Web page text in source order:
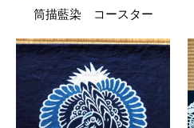
筒描藍染 コースター